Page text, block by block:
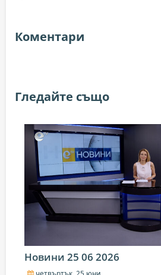
Коментари
Гледайте също
Новини 25 06 2026